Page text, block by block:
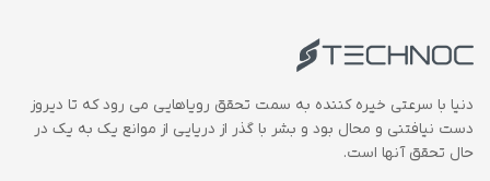
دنیا با سرعتی خیره کننده به سمت تحقق رویاهایی می رود که تا دیروز
دست نیافتنی و محال بود و بشر با گذر از دریایی از موانع یک به یک در
حال تحقق آنها است.